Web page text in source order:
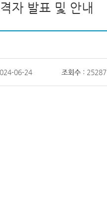
자 발표 및 안내
06-24 조회수 : 25287